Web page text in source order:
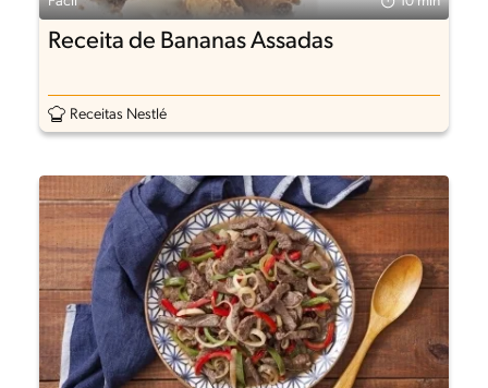
Receita de Bananas Assadas
Receitas Nestlé